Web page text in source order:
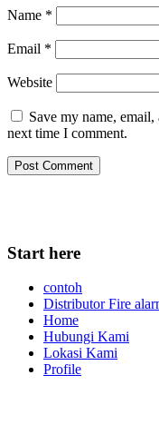
Start here
contoh
Distributor Fire
Home
Hubungi Kami
Lokasi Kami
Profile
Name *
Email *
Website
Save my name,
next time I comment.